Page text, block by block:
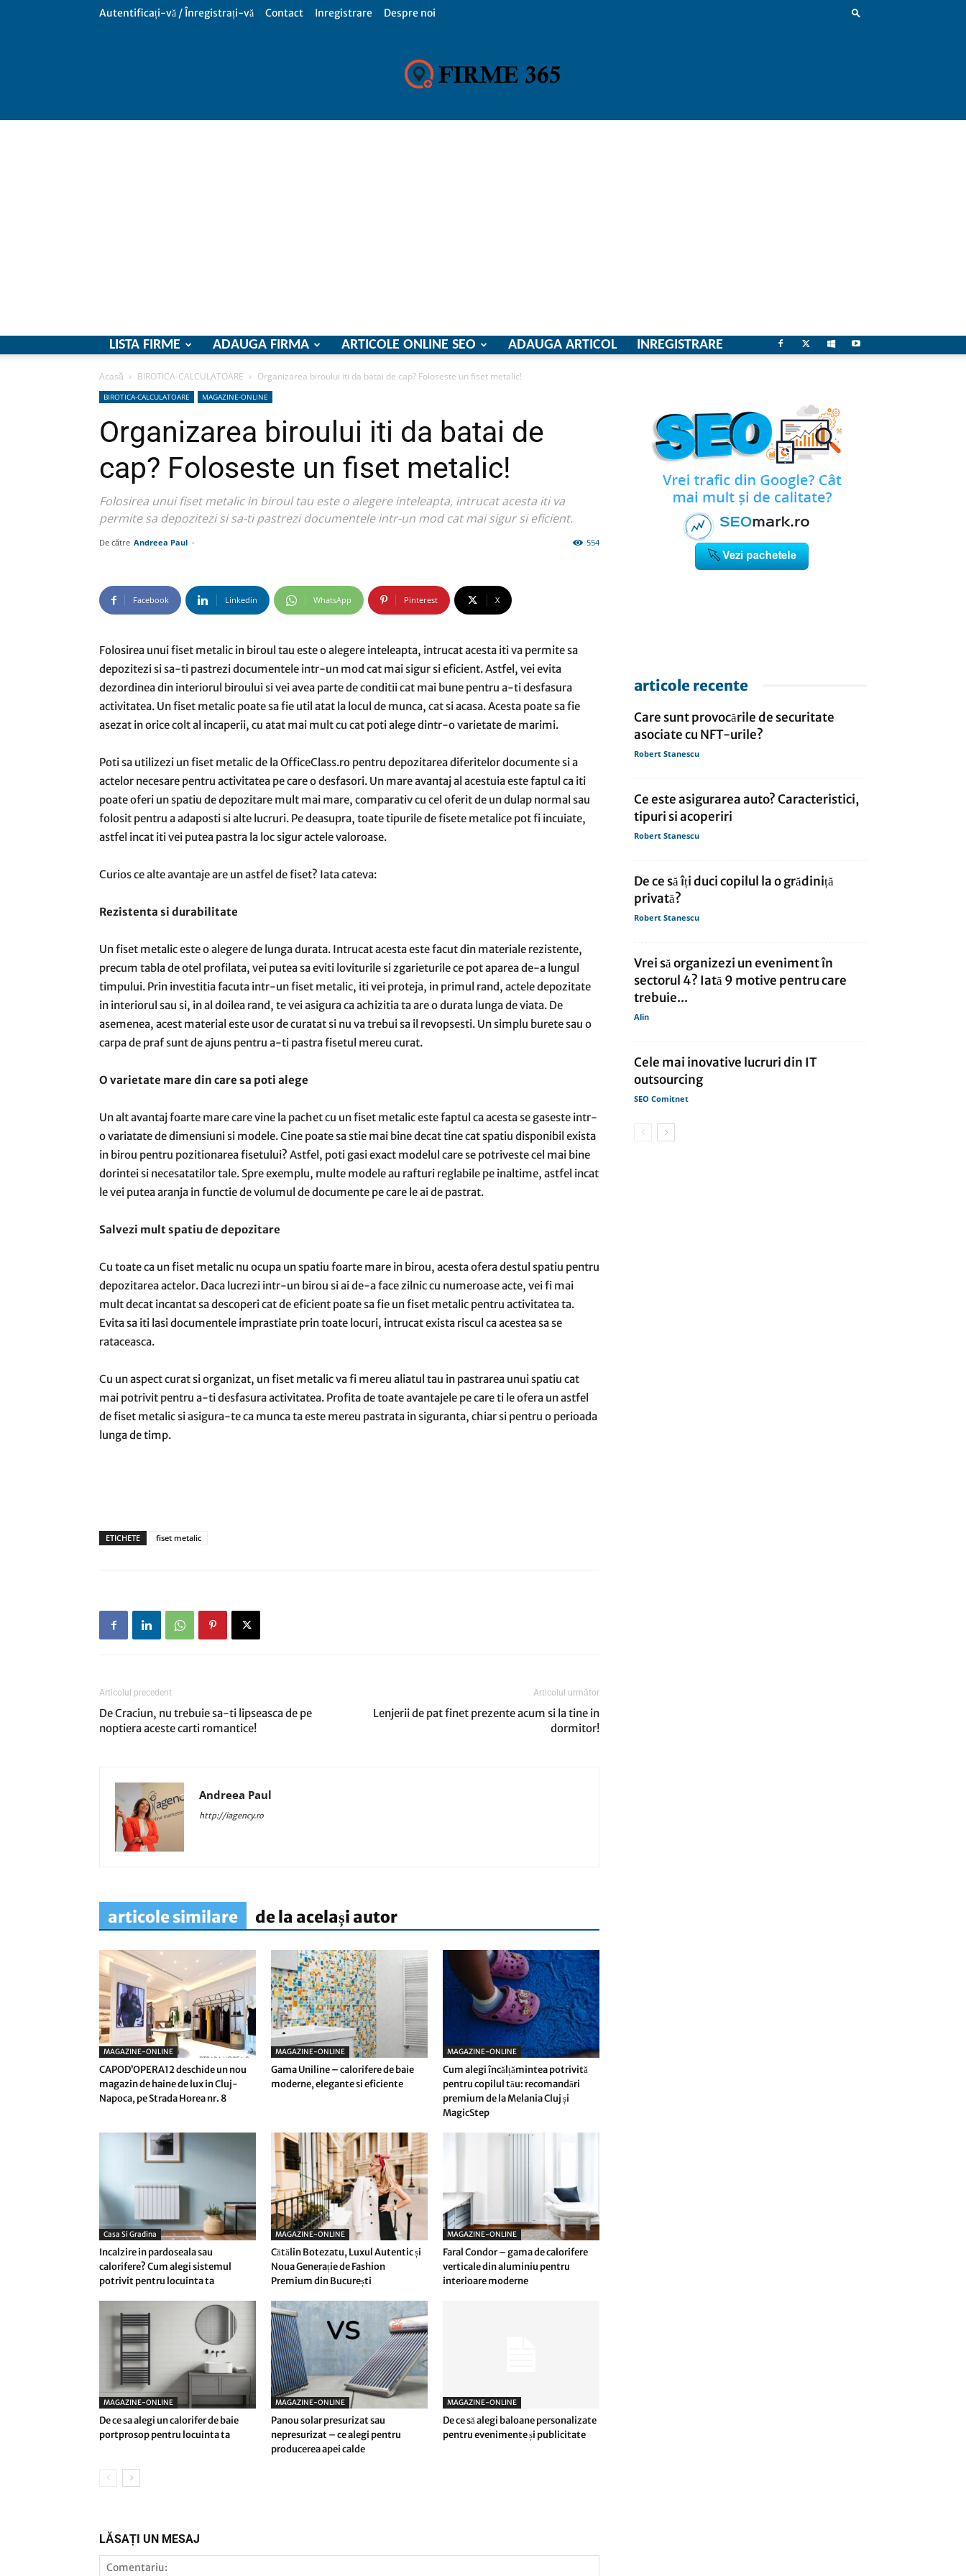
Autentificați-vă / Înregistrați-vă Contact Inregistrare Despre noi
si
comunicate
de
presa
LISTA FIRME ADAUGA FIRMA ARTICOLE ONLINE SEO ADAUGA ARTICOL INREGISTRARE
Acasă BIROTICA-CALCULATOARE Organizarea biroului iti da batai de cap? Foloseste un fiset metalic!
BIROTICA-CALCULATOARE MAGAZINE-ONLINE
Organizarea biroului iti da batai de
cap? Foloseste un fiset metalic!
Folosirea unui fiset metalic in biroul tau este o alegere inteleapta, intrucat acesta iti va
permite sa depozitezi si sa-ti pastrezi documentele intr-un mod cat mai sigur si eficient.
De către Andreea Paul - 554
Facebook Linkedin WhatsApp Pinterest X
Folosirea unui fiset metalic in biroul tau este o alegere inteleapta, intrucat acesta iti va permite sa
depozitezi si sa-ti pastrezi documentele intr-un mod cat mai sigur si eficient. Astfel, vei evita
dezordinea din interiorul biroului si vei avea parte de conditii cat mai bune pentru a-ti desfasura
activitatea. Un fiset metalic poate sa fie util atat la locul de munca, cat si acasa. Acesta poate sa fie
asezat in orice colt al incaperii, cu atat mai mult cu cat poti alege dintr-o varietate de marimi.
Poti sa utilizezi un fiset metalic de la OfficeClass.ro pentru depozitarea diferitelor documente si a
actelor necesare pentru activitatea pe care o desfasori. Un mare avantaj al acestuia este faptul ca iti
poate oferi un spatiu de depozitare mult mai mare, comparativ cu cel oferit de un dulap normal sau
folosit pentru a adaposti si alte lucruri. Pe deasupra, toate tipurile de fisete metalice pot fi incuiate,
astfel incat iti vei putea pastra la loc sigur actele valoroase.
Curios ce alte avantaje are un astfel de fiset? Iata cateva:
Rezistenta si durabilitate
Un fiset metalic este o alegere de lunga durata. Intrucat acesta este facut din materiale rezistente,
precum tabla de otel profilata, vei putea sa eviti loviturile si zgarieturile ce pot aparea de-a lungul
timpului. Prin investitia facuta intr-un fiset metalic, iti vei proteja, in primul rand, actele depozitate
in interiorul sau si, in al doilea rand, te vei asigura ca achizitia ta are o durata lunga de viata. De
asemenea, acest material este usor de curatat si nu va trebui sa il revopsesti. Un simplu burete sau o
carpa de praf sunt de ajuns pentru a-ti pastra fisetul mereu curat.
O varietate mare din care sa poti alege
Un alt avantaj foarte mare care vine la pachet cu un fiset metalic este faptul ca acesta se gaseste intr-
o variatate de dimensiuni si modele. Cine poate sa stie mai bine decat tine cat spatiu disponibil exista
in birou pentru pozitionarea fisetului? Astfel, poti gasi exact modelul care se potriveste cel mai bine
dorintei si necesatatilor tale. Spre exemplu, multe modele au rafturi reglabile pe inaltime, astfel incat
le vei putea aranja in functie de volumul de documente pe care le ai de pastrat.
Salvezi mult spatiu de depozitare
Cu toate ca un fiset metalic nu ocupa un spatiu foarte mare in birou, acesta ofera destul spatiu pentru
depozitarea actelor. Daca lucrezi intr-un birou si ai de-a face zilnic cu numeroase acte, vei fi mai
mult decat incantat sa descoperi cat de eficient poate sa fie un fiset metalic pentru activitatea ta.
Evita sa iti lasi documentele imprastiate prin toate locuri, intrucat exista riscul ca acestea sa se
rataceasca.
Cu un aspect curat si organizat, un fiset metalic va fi mereu aliatul tau in pastrarea unui spatiu cat
mai potrivit pentru a-ti desfasura activitatea. Profita de toate avantajele pe care ti le ofera un astfel
de fiset metalic si asigura-te ca munca ta este mereu pastrata in siguranta, chiar si pentru o perioada
lunga de timp.
ETICHETE fiset metalic
Articolul precedent
De Craciun, nu trebuie sa-ti lipseasca de pe
noptiera aceste carti romantice!
Articolul următor
Lenjerii de pat finet prezente acum si la tine in
dormitor!
Andreea Paul
http://iagency.ro
articole similare de la același autor
MAGAZINE-ONLINE
CAPOD’OPERA12 deschide un nou
magazin de haine de lux in Cluj-
Napoca, pe Strada Horea nr. 8
MAGAZINE-ONLINE
Gama Uniline – calorifere de baie
moderne, elegante si eficiente
MAGAZINE-ONLINE
Cum alegi încălțămintea potrivită
pentru copilul tău: recomandări
premium de la Melania Cluj și
MagicStep
Casa Si Gradina
Incalzire in pardoseala sau
calorifere? Cum alegi sistemul
potrivit pentru locuinta ta
MAGAZINE-ONLINE
Cătălin Botezatu, Luxul Autentic și
Noua Generație de Fashion
Premium din București
MAGAZINE-ONLINE
Faral Condor – gama de calorifere
verticale din aluminiu pentru
interioare moderne
MAGAZINE-ONLINE
De ce sa alegi un calorifer de baie
portprosop pentru locuinta ta
MAGAZINE-ONLINE
Panou solar presurizat sau
nepresurizat – ce alegi pentru
producerea apei calde
MAGAZINE-ONLINE
De ce să alegi baloane personalizate
pentru evenimente și publicitate
LĂSAȚI UN MESAJ
articole recente
Care sunt provocările de securitate
asociate cu NFT-urile?
Robert Stanescu
Ce este asigurarea auto? Caracteristici,
tipuri si acoperiri
Robert Stanescu
De ce să îți duci copilul la o grădiniță
privată?
Robert Stanescu
Vrei să organizezi un eveniment în
sectorul 4? Iată 9 motive pentru care
trebuie...
Alin
Cele mai inovative lucruri din IT
outsourcing
SEO Comitnet